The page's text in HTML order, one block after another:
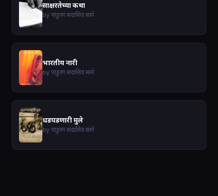
साक्षरतेच्या कथा
by पांडुरंग सदाशिव साने
भारतीय नारी
by पांडुरंग सदाशिव साने
धडपडणारी मुले
by पांडुरंग सदाशिव साने